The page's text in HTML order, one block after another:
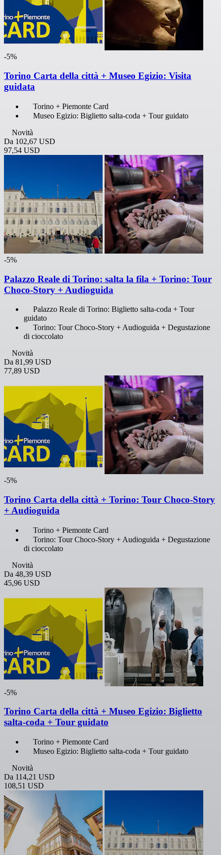
-5%
Torino Carta della città + Museo Egizio: Visita
guidata
Torino + Piemonte Card
Museo Egizio: Biglietto salta-coda + Tour guidato
Novità
Da 102,67 USD
97,54 USD
-5%
Palazzo Reale di Torino: salta la fila + Torino: Tour
Choco-Story + Audioguida
Palazzo Reale di Torino: Biglietto salta-coda + Tour
guidato
Torino: Tour Choco-Story + Audioguida + Degustazione
di cioccolato
Novità
Da 81,99 USD
77,89 USD
-5%
Torino Carta della città + Torino: Tour Choco-Story
+ Audioguida
Torino + Piemonte Card
Torino: Tour Choco-Story + Audioguida + Degustazione
di cioccolato
Novità
Da 48,39 USD
45,96 USD
-5%
Torino Carta della città + Museo Egizio: Biglietto
salta-coda + Tour guidato
Torino + Piemonte Card
Museo Egizio: Biglietto salta-coda + Tour guidato
Novità
Da 114,21 USD
108,51 USD